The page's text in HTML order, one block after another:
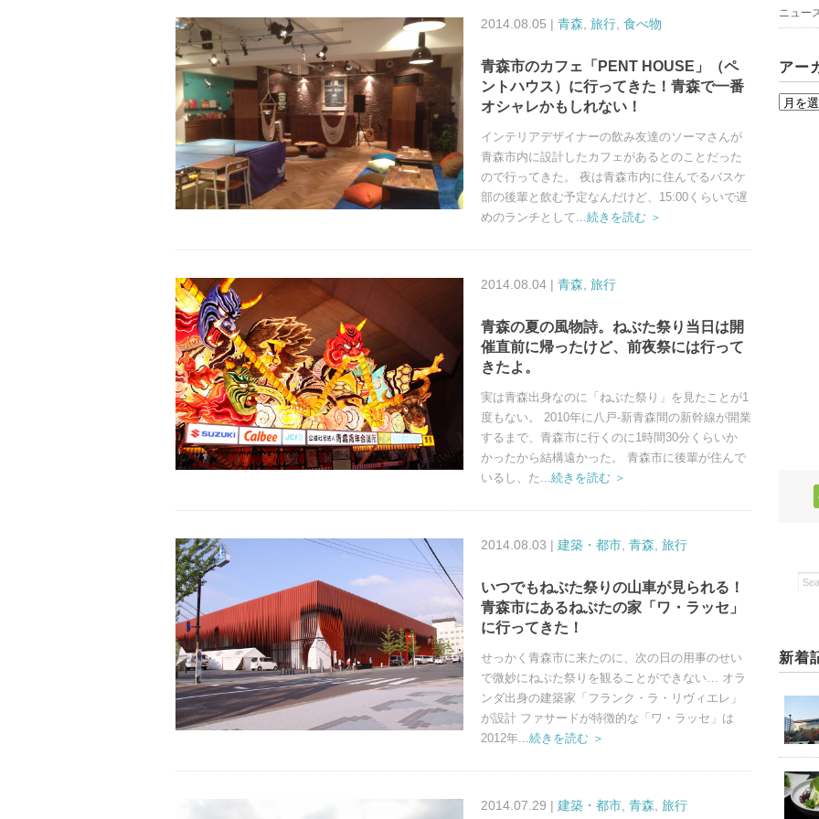
2014.08.05 | 青森 旅行, 食べ物
青森市のカフェ「PENT HOUSE」（ペ
ントハウス）に行ってきた！青森で一番
オシャレかもしれない！
インテリアデザイナーの飲み友達のソーマさんが
青森市内に設計したカフェがあるとのことだった
ので行ってきた。 夜は青森市内に住んでるバスケ
部の後輩と飲む予定なんだけど、15:00くらいで遅
めのランチとして...続きを読む ＞
2014.08.04 | 青森 旅行
青森の夏の風物詩。ねぶた祭り当日は開
催直前に帰ったけど、前夜祭には行って
きたよ。
実は青森出身なのに「ねぶた祭り」を見たことが1
度もない。 2010年に八戸-新青森間の新幹線が開業
するまで、青森市に行くのに1時間30分くらいか
かったから結構遠かった。 青森市に後輩が住んで
いるし、た ...続きを読む ＞
2014.08.03 | 建築・都市, 青森 旅行
いつでもねぶた祭りの山車が見られる！
青森市にあるねぶたの家「ワ・ラッセ」
に行ってきた！
せっかく青森市に来たのに、次の日の用事のせい
で微妙にねぶた祭りを観ることができない… オラ
ンダ出身の建築家「フランク・ラ・リヴィエレ」
が設計 ファサードが特徴的な「ワ・ラッセ」は
2012年...続きを読む ＞
2014.07.29 | 建築・都市, 青森 旅行
ニュー
アー
ア
新着